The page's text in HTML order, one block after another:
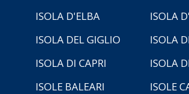
ISOLA D'ELBA
ISOLA
ISOLA DEL GIGLIO
ISOLA
ISOLA DI CAPRI
ISOLA
ISOLE BALEARI
ISOLE